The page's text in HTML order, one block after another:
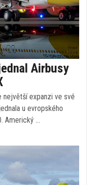
Airbusy
největší expanzi ve své
u evropského
Americký …